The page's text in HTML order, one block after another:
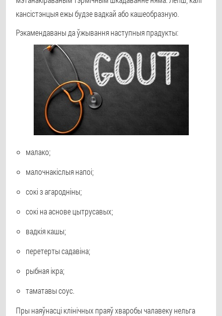
кансістэнцыя ежы будзе вадкай або кашеобразную.
Рэкамендаваны да ўжывання наступныя прадукты:
малако;
малочнакіслыя напоі;
сокі з агародніны;
сокі на аснове цытрусавых;
вадкія кашы;
перетерты садавіна;
рыбная ікра;
таматавы соус.
Пры наяўнасці клінічных праяў хваробы чалавеку нельга